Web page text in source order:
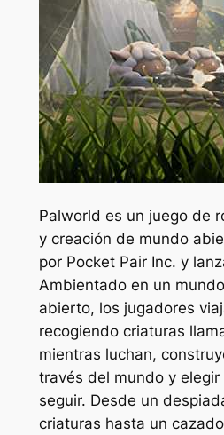
Palworld es un juego de
y creación de mundo
por Pocket Pair Inc. y
Ambientado en un
abierto, los jugadores
recogiendo criaturas
mientras luchan,
través del mundo y elegir
seguir. Desde un
criaturas hasta un